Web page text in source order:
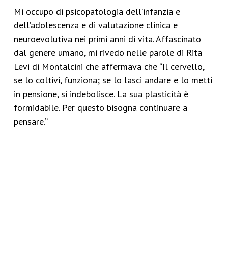
Mi occupo di psicopatologia dell’infanzia e
dell’adolescenza e di valutazione clinica e
neuroevolutiva nei primi anni di vita. Affascinato
dal genere umano, mi rivedo nelle parole di Rita
Levi di Montalcini che affermava che “Il cervello,
se lo coltivi, funziona; se lo lasci andare e lo metti
in pensione, si indebolisce. La sua plasticità è
formidabile. Per questo bisogna continuare a
pensare.”